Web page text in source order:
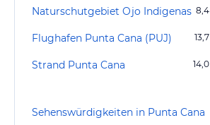
Naturschutgebiet Ojo Indigenas 8,4
Flughafen Punta Cana (PUJ) 13,7
Strand Punta Cana 14,0
Sehenswürdigkeiten in Punta Cana